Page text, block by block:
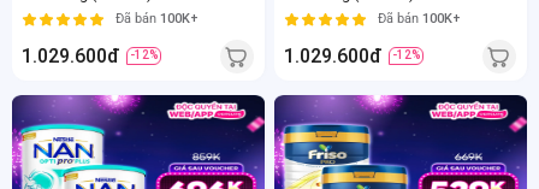
Đã bán 100K+
1.029.600đ -12%
Đã bán 100K+
1.029.600đ -12%